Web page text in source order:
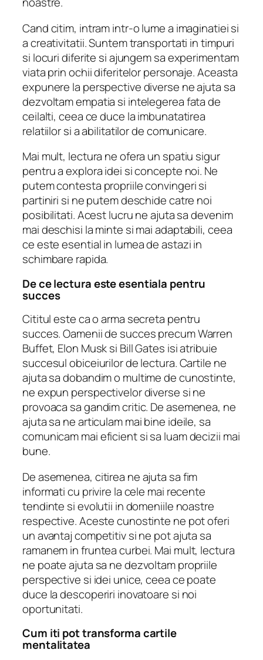
Cand citim, intram intr-o lume a imaginatiei si
a creativitatii. Suntem transportati in timpuri
si locuri diferite si ajungem sa experimentam
viata prin ochii diferitelor personaje. Aceasta
expunere la perspective diverse ne ajuta sa
dezvoltam empatia si intelegerea fata de
ceilalti, ceea ce duce la imbunatatirea
relatiilor si a abilitatilor de comunicare.
Mai mult, lectura ne ofera un spatiu sigur
pentru a explora idei si concepte noi. Ne
putem contesta propriile convingeri si
partiniri si ne putem deschide catre noi
posibilitati. Acest lucru ne ajuta sa devenim
mai deschisi la minte si mai adaptabili, ceea
ce este esential in lumea de astazi in
schimbare rapida.
De ce lectura este esentiala pentru
succes
Cititul este ca o arma secreta pentru
succes. Oamenii de succes precum Warren
Buffet, Elon Musk si Bill Gates isi atribuie
succesul obiceiurilor de lectura. Cartile ne
ajuta sa dobandim o multime de cunostinte,
ne expun perspectivelor diverse si ne
provoaca sa gandim critic. De asemenea, ne
ajuta sa ne articulam mai bine ideile, sa
comunicam mai eficient si sa luam decizii mai
bune.
De asemenea, citirea ne ajuta sa fim
informati cu privire la cele mai recente
tendinte si evolutii in domeniile noastre
respective. Aceste cunostinte ne pot oferi
un avantaj competitiv si ne pot ajuta sa
ramanem in fruntea curbei. Mai mult, lectura
ne poate ajuta sa ne dezvoltam propriile
perspective si idei unice, ceea ce poate
duce la descoperiri inovatoare si noi
oportunitati.
Cum iti pot transforma cartile
mentalitatea